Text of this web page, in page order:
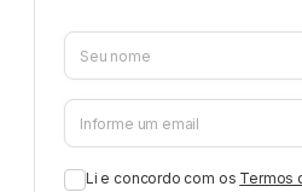
Li e concordo com os Termos